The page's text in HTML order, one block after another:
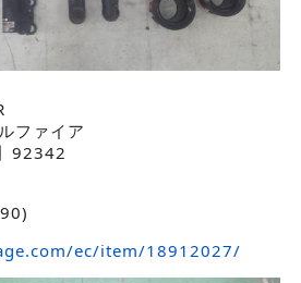
ファイア
92342
ec/item/18912027/